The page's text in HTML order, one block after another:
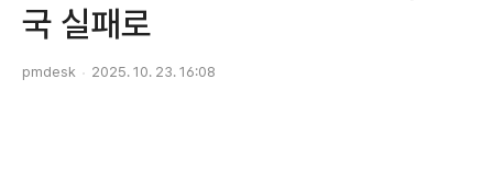
국 실패로
pmdesk 2025. 10. 23. 16:08